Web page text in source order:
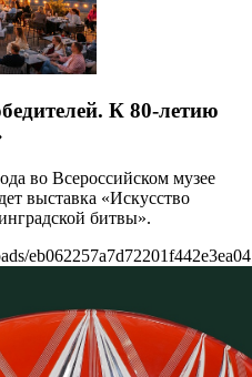
К 80-летию
во Всероссийском музее
выставка «Искусство
битвы».